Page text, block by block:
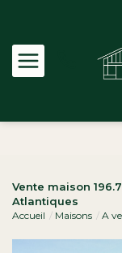
Louer
Vente maison
Atlantiques
Accueil Maisons A